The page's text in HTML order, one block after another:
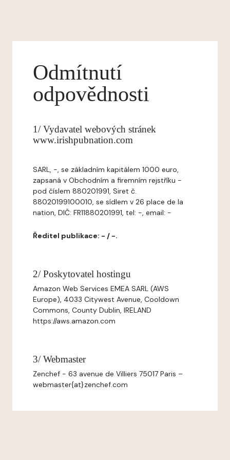
Odmítnutí
odpovědnosti
1/ Vydavatel webových stránek
www.irishpubnation.com
SARL, -, se základním kapitálem 1000 euro,
zapsaná v Obchodním a firemním rejstříku -
pod číslem 880201991, Siret č.
88020199100010, se sídlem v 26 place de la
nation, DIČ: FR11880201991, tel: -, email: -
Ředitel publikace: - / -.
2/ Poskytovatel hostingu
Amazon Web Services EMEA SARL (AWS
Europe), 4033 Citywest Avenue, Cooldown
Commons, County Dublin, IRELAND
https://aws.amazon.com
3/ Webmaster
Zenchef - 63 avenue de Villiers 75017 Paris –
webmaster{at}zenchef.com